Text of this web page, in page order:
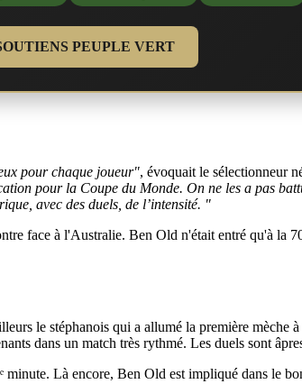
PEUPLE VERT
pour chaque joueur", évoquait le sélectionneur
pour la Coupe du Monde. On ne les a pas
avec des duels, de l’intensité. "
face à l'Australie. Ben Old n'était entré qu'à la
le stéphanois qui a allumé la première mèche
dans un match très rythmé. Les duels sont
Là encore, Ben Old est impliqué dans le